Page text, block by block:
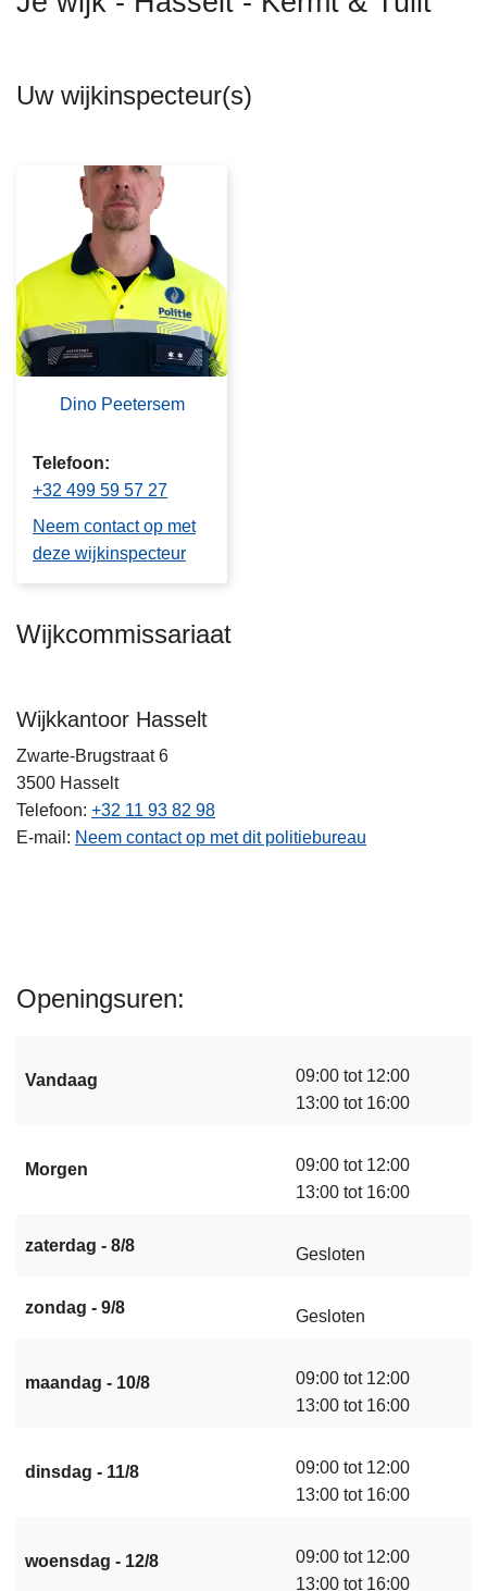
Uw wijkinspecteur(s)
Dino Peetersem
Telefoon
+32 499 59 57 27
Neem contact op met
deze wijkinspecteur
Wijkcommissariaat
Wijkkantoor Hasselt
Zwarte-Brugstraat 6
3500 Hasselt
Telefoon +32 11 93 82 98
E-mail
Neem contact op met dit politiebureau
Openingsuren
Vandaag
09:00 tot 12:00
13:00 tot 16:00
Morgen
09:00 tot 12:00
13:00 tot 16:00
zaterdag - 8/8 Gesloten
zondag - 9/8 Gesloten
maandag - 10/8
09:00 tot 12:00
13:00 tot 16:00
dinsdag - 11/8
09:00 tot 12:00
13:00 tot 16:00
woensdag - 12/8
09:00 tot 12:00
13:00 tot 16:00